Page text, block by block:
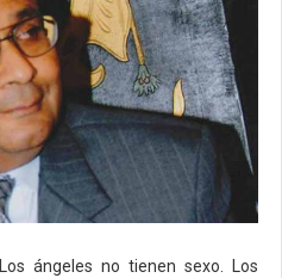
Los ángeles no tienen sexo. Los